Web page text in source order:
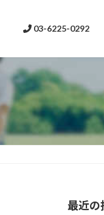
03-6225-0292
最近の